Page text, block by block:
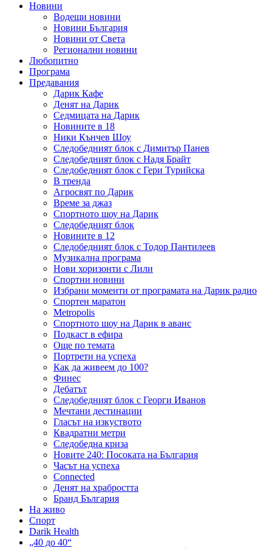
Новини
Водещи новини
Новини България
Новини от Света
Регионални новини
Любопитно
Програма
Предавания
Дарик Кафе
Денят на Дарик
Седмицата на Дарик
Новините в 18
Ники Кънчев Шоу
Следобедният блок с Димитър Панев
Следобедният блок с Надя Брайт
Следобедният блок с Гери Турийска
В тренда
Агросвят по Дарик
Време за джаз
Спортното шоу на Дарик
Следобедният блок
Новините в 12
Следобедният блок с Тодор Пантилеев
Музикална програма
Нови хоризонти с Лили
Спортни новини
Избрани моменти от програмата на Дарик радио
Спортен маратон
Metropolis
Спортното шоу на Дарик в аванс
Подкаст в ефира
Още по темата
Портрети на успеха
Как да живеем до 100?
Финес
Дебатът
Следобедният блок с Георги Иванов
Мечтани дестинации
Гласът на изкуството
Квадратни метри
Следобедна криза
Новите 240: Посоката на България
Часът на успеха
Connected
Денят на храбростта
Бранд България
На живо
Спорт
Darik Health
„40 до 40“